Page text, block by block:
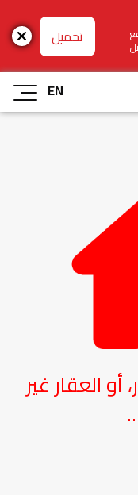
تحميل
EN
أو العقار غير